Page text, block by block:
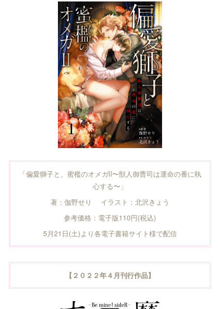
「偏愛獅子と、蜜檻のオメガⅡ〜獣人御曹司は運命の番に執
心する〜」
著：伽野せり イラスト：北沢きょう
参考価格：電子版110円(税込)
5月21日(土)より各電子書籍サイト様で配信
【２０２２年４月刊行作品】